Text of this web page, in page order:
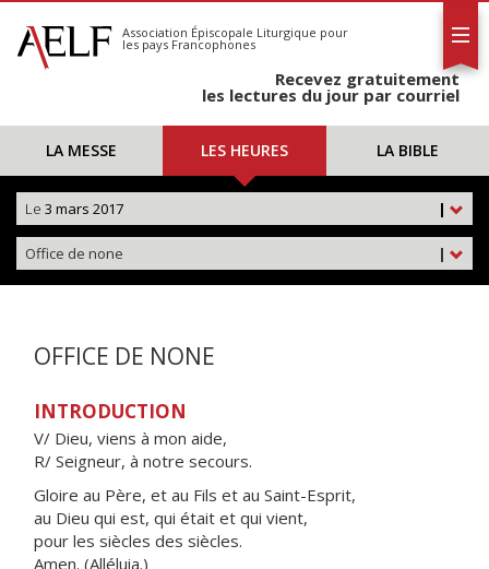
S'abonner
Calendrier
Association Épiscopale Liturgique pour
les pays Francophones
Recevez gratuitement
les lectures du jour par courriel
LA MESSE LES HEURES LA BIBLE
|
Le 3 mars 2017
|
Office de none
OFFICE DE NONE
INTRODUCTION
V/ Dieu, viens à mon aide,
R/ Seigneur, à notre secours.
Gloire au Père, et au Fils et au Saint-Esprit,
au Dieu qui est, qui était et qui vient,
pour les siècles des siècles.
Amen. (Alléluia.)